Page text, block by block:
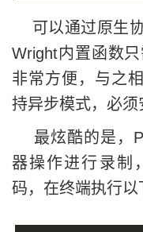
可以通过原生协
Wright内置函数
非常方便，与之
持异步模式，必须
最炫酷的是，
器操作进行录制
码，在终端执行以